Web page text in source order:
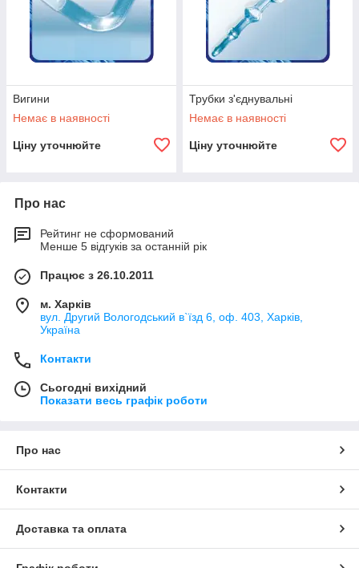
Вигини
Немає в наявності
Ціну уточнюйте
Трубки з'єднувальні
Немає в наявності
Ціну уточнюйте
Про нас
Рейтинг не сформований
Менше 5 відгуків за останній рік
Працює з 26.10.2011
м. Харків
вул. Другий Вологодський в`їзд 6, оф. 403, Харків,
Україна
Контакти
Сьогодні вихідний
Показати весь графік роботи
Про нас
Контакти
Доставка та оплата